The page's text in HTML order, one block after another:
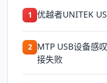
1 优越者UNITEK
2 MTP USB设备感
接失败